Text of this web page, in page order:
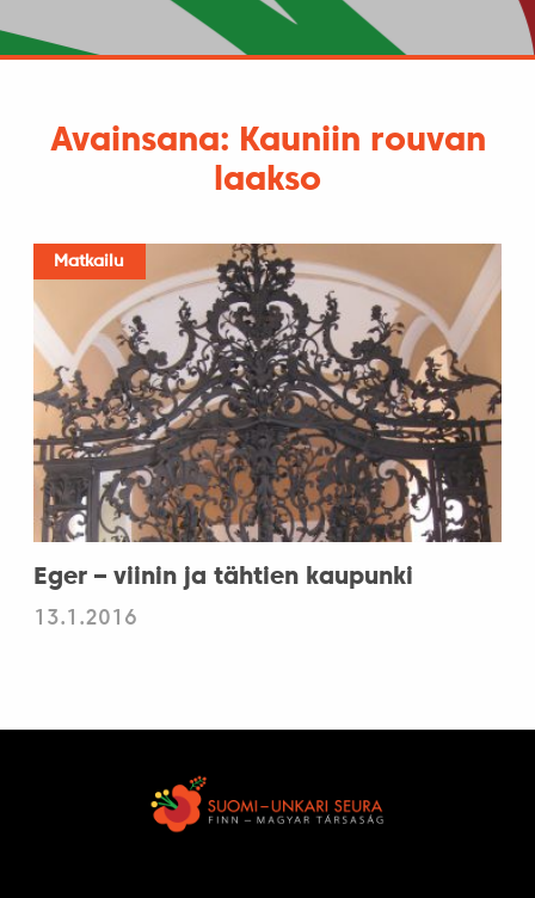
Avainsana: Kauniin rouvan
laakso
Matkailu
Eger – viinin ja tähtien kaupunki
13.1.2016